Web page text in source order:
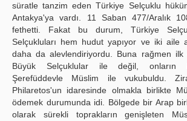
süratle tanzim eden Türkiye Selçuklu
Antakya'ya vardı. 11 Saban 477/Aralık
fethetti. Fakat bu durum, Türkiye
Selçukluları hem hudut yapıyor ve iki aile
daha da alevlendiriyordu. Buna rağmen ilk
Büyük Selçuklular ile değil, onların
Şerefüddevle Müslim ile vukubuldu.
Philaretos'un idaresinde olmakla birlikte
ödemek durumunda idi. Bölgede bir Arap
olarak sürekli toprakların genişleten